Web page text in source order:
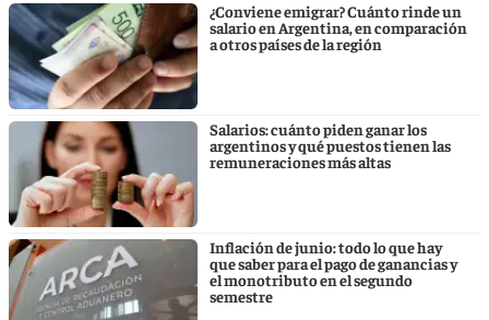
¿Conviene emigrar? Cuánto rinde un
salario en Argentina, en comparación
a otros países de la región
Salarios: cuánto piden ganar los
argentinos y qué puestos tienen las
remuneraciones más altas
Inflación de junio: todo lo que hay
que saber para el pago de ganancias y
el monotributo en el segundo
semestre